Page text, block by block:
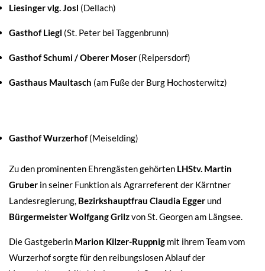
Liesinger vlg. Josl (Dellach)
Gasthof Liegl (St. Peter bei Taggenbrunn)
Gasthof Schumi / Oberer Moser (Reipersdorf)
Gasthaus Maultasch (am Fuße der Burg Hochosterwitz)
Gasthof Wurzerhof(Meiselding)
Zu den prominenten Ehrengästen gehörten LHStv. Martin
Gruber in seiner Funktion als Agrarreferent der Kärntner
Landesregierung, Bezirkshauptfrau Claudia Egger und
Bürgermeister Wolfgang Grilzvon St. Georgen am Längsee.
Die Gastgeberin Marion Kilzer-Ruppnig mit ihrem Team vom
Wurzerhof sorgte für den reibungslosen Ablauf der